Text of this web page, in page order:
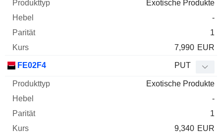
Exotische Produkte
-
1
7,990 EUR
FE02F4 PUT
Exotische Produkte
-
1
9,340 EUR